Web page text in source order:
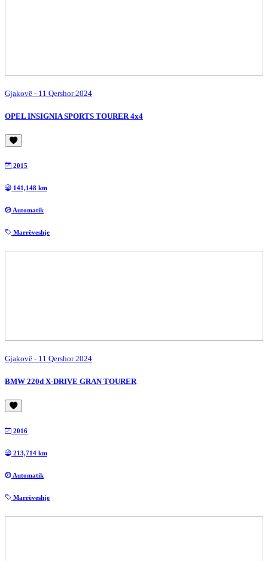
Gjakovë - 11 Qershor 2024
OPEL INSIGNIA SPORTS TOURER 4x4
2015
141,148 km
Automatik
Marrëveshje
Gjakovë - 11 Qershor 2024
BMW 220d X-DRIVE GRAN TOURER
2016
213,714 km
Automatik
Marrëveshje